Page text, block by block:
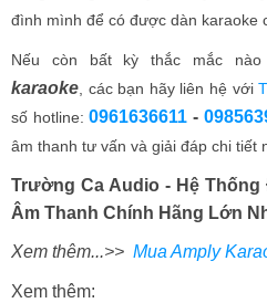
đình mình để có được dàn karaoke
Nếu còn bất kỳ thắc mắc
karaoke , các bạn hãy liên hệ với
số hotline: 0961636611 -
âm thanh tư vấn và giải đáp chi tiết
Trường Ca Audio - Hệ
Âm Thanh Chính Hãng Lớn
Xem thêm...>> Mua Amply
Xem thêm: